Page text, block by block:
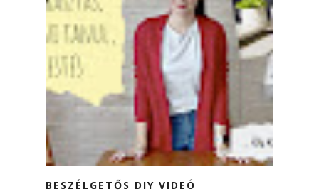
BESZÉLGETŐS DIY VIDEÓ